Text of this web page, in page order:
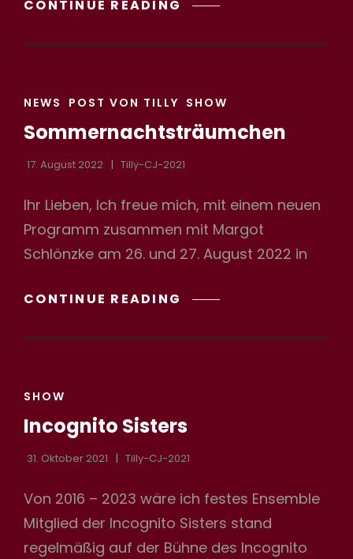
CONTINUE READING WEIHNACHTS
IM
CAT
NEWS POST VON TILLY SHOW
Sommernachtsträumchen
17. August 2022 Tilly-CJ-2021
Ihr Lieben, Ich freue mich, mit einem neuen
Programm zusammen mit Margot
Schlönzke am 26. und 27. August 2022 in
CONTINUE READING
CAT
SHOW
Incognito Sisters
31. Oktober 2021 Tilly-CJ-2021
Von 2016 – 2023 wäre ich festes Ensemble
Mitglied der Incognito Sisters stand
regelmäßig auf der Bühne des Incognito